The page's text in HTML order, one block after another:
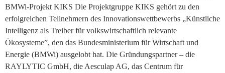
BMWi-Projekt KIKS Die Projektgruppe KIKS gehört zu den
erfolgreichen Teilnehmern des Innovationswettbewerbs „Künstliche
Intelligenz als Treiber für volkswirtschaftlich relevante
Ökosysteme”, den das Bundesministerium für Wirtschaft und
Energie (BMWi) ausgelobt hat. Die Gründungspartner – die
RAYLYTIC GmbH, die Aesculap AG, das Centrum für